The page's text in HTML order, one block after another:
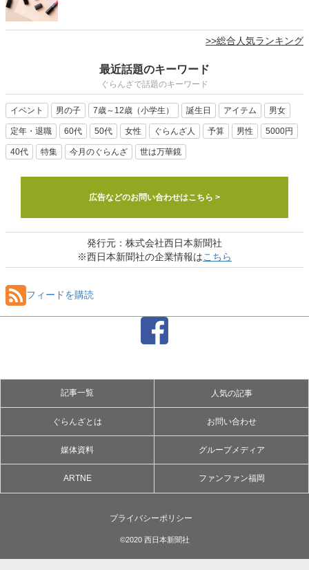
>>総合人気ランキング
最近話題のキーワード
ぐらんざで話題のキーワード
イベント 男の子 7歳～12歳（小学生） 誕生日 アイテム 男女
定年・退職 60代 50代 女性 ぐらんざ人 予算 男性 5000円
40代 特集 今月のぐらんざ 世は万華鏡
広告などのお問い合わせはこちら >
発行元：株式会社西日本新聞社
※西日本新聞社の企業情報はこちら
フィードを購読
記事一覧 人気の記事
ぐらんざとは お問い合わせ
媒体資料 グループメディア
ARTNE ファンファン福岡
プライバシーポリシー
©2020 西日本新聞社